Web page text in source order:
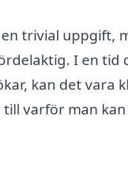
trivial uppgift,
I en tid
kan det vara
varför man